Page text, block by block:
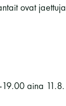
ovat jaettuja
aina 11.8.